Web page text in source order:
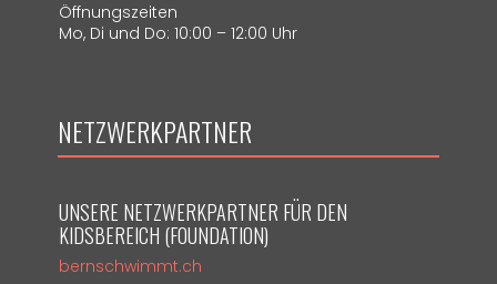
Öffnungszeiten
Mo, Di und Do: 10:00 – 12:00 Uhr
NETZWERKPARTNER
UNSERE NETZWERKPARTNER FÜR DEN
KIDSBEREICH (FOUNDATION)
bernschwimmt.ch